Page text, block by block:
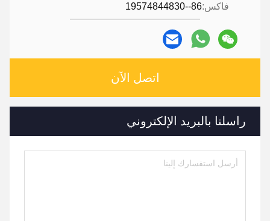
فاكس:86--19574844830
اتصل الآن
راسلنا بالبريد الإلكتروني